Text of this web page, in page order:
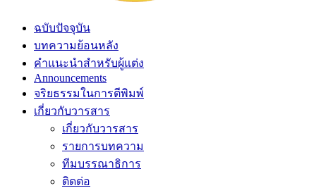
ฉบับปัจจุบัน
บทความย้อนหลัง
คำแนะนำสำหรับผู้แต่ง
Announcements
จริยธรรมในการตีพิมพ์
เกี่ยวกับวารสาร
เกี่ยวกับวารสาร
รายการบทความ
ทีมบรรณาธิการ
ติดต่อ